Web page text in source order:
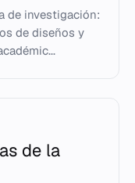
de investigación:
de diseños y
de la